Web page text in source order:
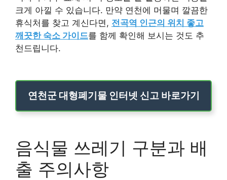
크게 아낄 수 있습니다. 만약 연천에 머물며 깔끔한
휴식처를 찾고 계신다면, 전곡역 인근의 위치 좋고
깨끗한 숙소 가이드를 함께 확인해 보시는 것도 추
천드립니다.
연천군 대형폐기물 인터넷 신고 바로가기
음식물 쓰레기 구분과 배
출 주의사항